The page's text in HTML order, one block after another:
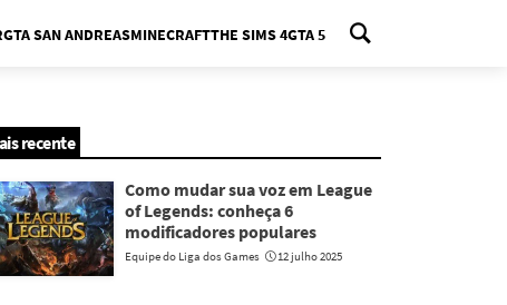
GTA SAN ANDREASMINECRAFTTHE SIMS 4GTA 5
recente
Como mudar sua voz em League
of Legends: conheça 6
modificadores populares
Equipe do Liga dos Games 12 julho 2025